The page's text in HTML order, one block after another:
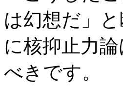
は幻想だ」
に核抑止力
べきです。